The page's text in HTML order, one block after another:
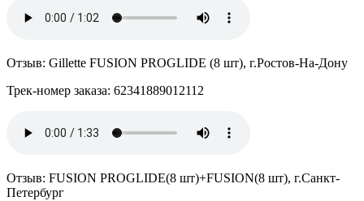
Отзыв: Gillette FUSION PROGLIDE (8 шт), г.Ростов-На-Дону
Трек-номер заказа: 62341889012112
Отзыв: FUSION PROGLIDE(8 шт)+FUSION(8 шт), г.Санкт-
Петербург